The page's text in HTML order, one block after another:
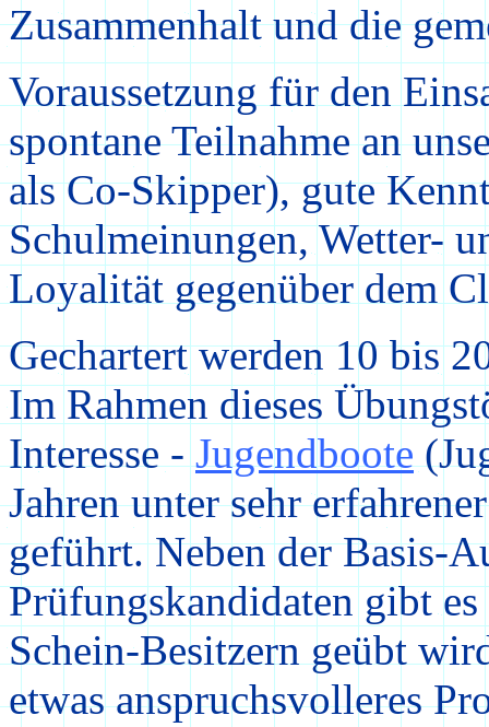
Zusammenhalt und die
Voraussetzung für den
spontane Teilnahme an
als Co-Skipper), gute
Schulmeinungen, Wetter-
Loyalität gegenüber dem
Gechartert werden 10 bis
Im Rahmen dieses
Interesse - Jugendboote
Jahren unter sehr
geführt. Neben der Basis-
Prüfungskandidaten gibt
Schein-Besitzern geübt
etwas anspruchsvolleres